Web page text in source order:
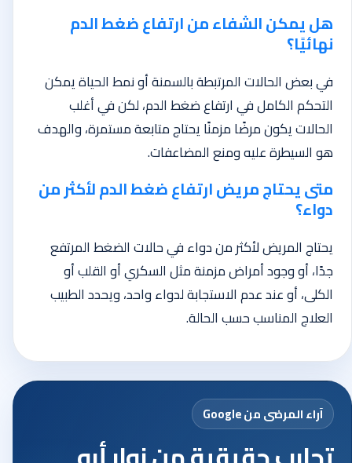
هل يمكن الشفاء من ارتفاع ضغط الدم
نهائيًا؟
في بعض الحالات المرتبطة بالسمنة أو نمط الحياة يمكن
التحكم الكامل في ارتفاع ضغط الدم، لكن في أغلب
الحالات يكون مرضًا مزمنًا يحتاج متابعة مستمرة، والهدف
هو السيطرة عليه ومنع المضاعفات.
متى يحتاج مريض ارتفاع ضغط الدم لأكثر من
دواء؟
يحتاج المريض لأكثر من دواء في حالات الضغط المرتفع
جدًا، أو وجود أمراض مزمنة مثل السكري أو القلب أو
الكلى، أو عند عدم الاستجابة لدواء واحد، ويحدد الطبيب
العلاج المناسب حسب الحالة.
آراء المرضى من Google